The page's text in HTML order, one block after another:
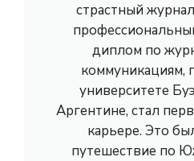
страстный
диплом по
коммуникациям,
университете
Аргентине, стал
карьере. Это
путешествие по